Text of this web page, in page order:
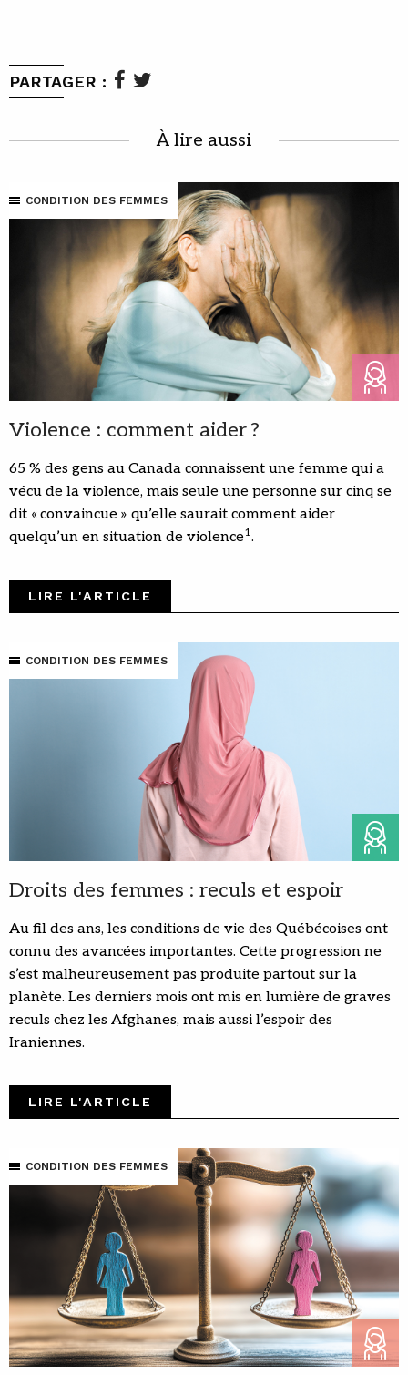
PARTAGER :
À lire aussi
CONDITION DES FEMMES
Violence : comment aider ?
65 % des gens au Canada connaissent une femme qui a
vécu de la violence, mais seule une personne sur cinq se
dit « convaincue » qu’elle saurait comment aider
quelqu’un en situation de violence1.
LIRE L'ARTICLE
CONDITION DES FEMMES
Droits des femmes : reculs et espoir
Au fil des ans, les conditions de vie des Québécoises ont
connu des avancées importantes. Cette progression ne
s’est malheureusement pas produite partout sur la
planète. Les derniers mois ont mis en lumière de graves
reculs chez les Afghanes, mais aussi l’espoir des
Iraniennes.
LIRE L'ARTICLE
CONDITION DES FEMMES